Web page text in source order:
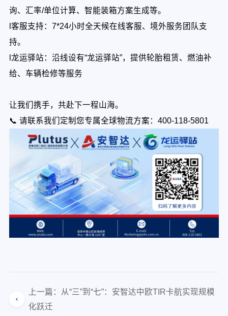
询、汇率/单位计算、智能装箱方案生成等。
l客服支持：7*24小时全天候在线客服、境外服务团队支
持。
l龙运驿站：沿线设有“龙运驿站”，提供轮胎租赁、燃油补
给、车辆检修等服务
让我们携手，共赴下一程山海。
📞 请联系我们定制您专属全球物流方案：400-118-5801
上一篇：从“三”到“七”：安智达中欧TIR卡航实现规模
化跃迁